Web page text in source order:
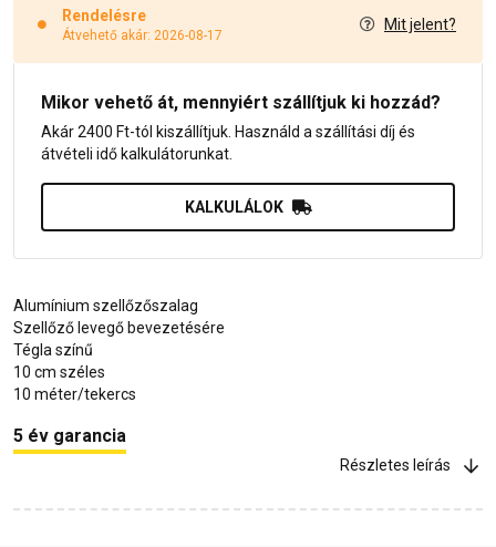
Rendelésre
Átvehető akár: 2026-08-17
Mit jelent?
Mikor vehető át, mennyiért szállítjuk ki hozzád?
Akár 2400 Ft-tól kiszállítjuk. Használd a szállítási díj és
átvételi idő kalkulátorunkat.
KALKULÁLOK
Alumínium szellőzőszalag
Szellőző levegő bevezetésére
Tégla színű
10 cm széles
10 méter/tekercs
5 év garancia
Részletes leírás